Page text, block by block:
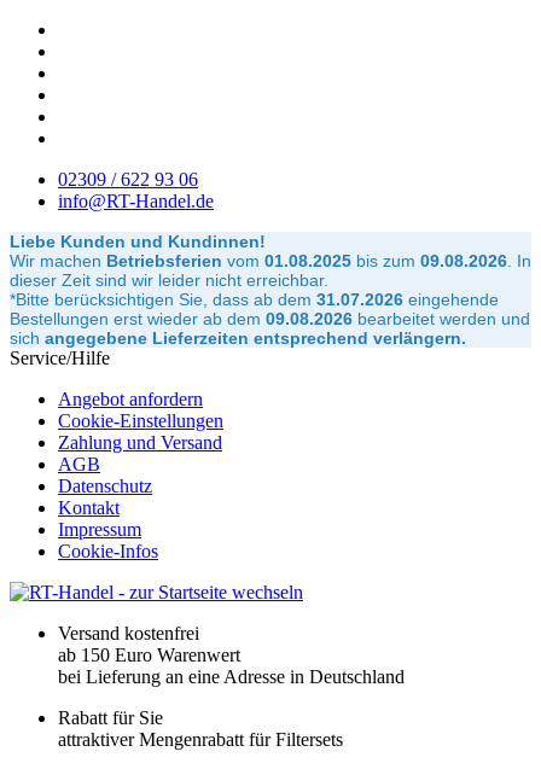
02309 / 622 93 06
info@RT-Handel.de
Liebe Kunden und Kundinnen!
Wir machen Betriebsferien vom 01.08.2025 bis zum 09.08.2026 In
dieser Zeit sind wir leider nicht erreichbar.
*Bitte berücksichtigen Sie, dass ab dem 31.07.2026 eingehende
Bestellungen erst wieder ab dem 09.08.2026 bearbeitet werden und
sich angegebene Lieferzeiten entsprechend verlängern.
Service/Hilfe
Angebot anfordern
Cookie-Einstellungen
Zahlung und Versand
AGB
Datenschutz
Kontakt
Impressum
Cookie-Infos
Versand kostenfrei
ab 150 Euro Warenwert
bei Lieferung an eine Adresse in Deutschland
Rabatt für Sie
attraktiver Mengenrabatt für Filtersets